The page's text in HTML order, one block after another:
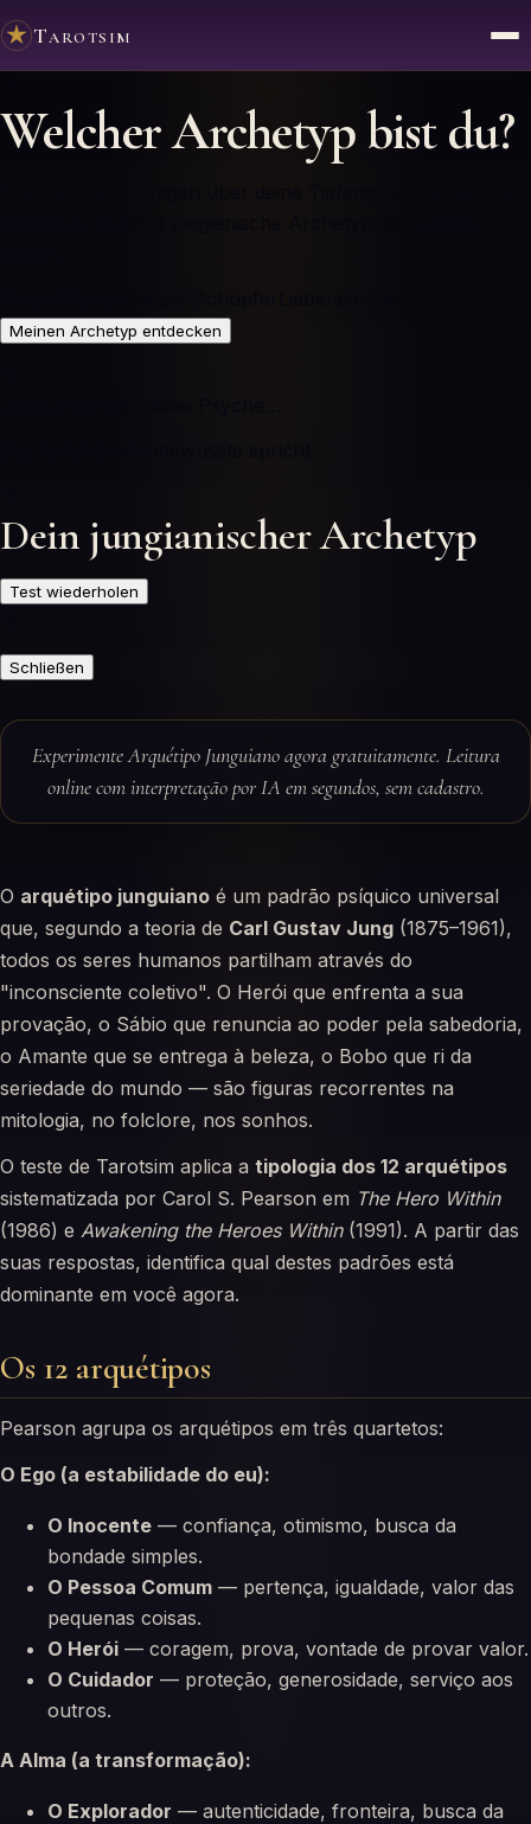
Tarotsim
Welcher Archetyp bist du?
Meinen Archetyp entdecken
Dein jungianischer Archetyp
Test wiederholen
Schließen
Experimente Arquétipo Junguiano agora gratuitamente. Leitura
online com interpretação por IA em segundos, sem cadastro.
O arquétipo junguiano é um padrão psíquico universal
que, segundo a teoria de Carl Gustav Jung (1875–1961),
todos os seres humanos partilham através do
"inconsciente coletivo". O Herói que enfrenta a sua
provação, o Sábio que renuncia ao poder pela sabedoria,
o Amante que se entrega à beleza, o Bobo que ri da
seriedade do mundo — são figuras recorrentes na
mitologia, no folclore, nos sonhos.
O teste de Tarotsim aplica a tipologia dos 12 arquétipos
sistematizada por Carol S. Pearson em The Hero Within
(1986) e Awakening the Heroes Within(1991). A partir das
suas respostas, identifica qual destes padrões está
dominante em você agora.
Os 12 arquétipos
Pearson agrupa os arquétipos em três quartetos:
O Ego (a estabilidade do eu):
O Inocente — confiança, otimismo, busca da
bondade simples.
O Pessoa Comum — pertença, igualdade, valor das
pequenas coisas.
O Herói — coragem, prova, vontade de provar valor.
O Cuidador — proteção, generosidade, serviço aos
outros.
A Alma (a transformação):
O Explorador — autenticidade, fronteira, busca da